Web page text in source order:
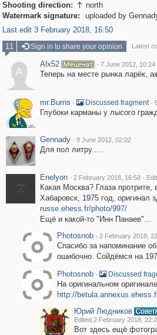
Shooting direction:  north
Watermark signature:
uploaded by
Last edit 3 February 2018, 16:50
11
Sign in to share your opinion Latest
A
Alx52 · 7 June 2012, 10:24
Теперь на месте рынка ларёк,
mr.Burns · Discussed fragment ·
Глубоки карманы у лысого
Gennady · 8 June 2012, 02:02
Для пол литру.....
Enelyon · 2 February 2018, 16:58 ·
Какая Москва? Глаза
Хабаровск, 1975 год, оригинал
russe.ehess.fr/photo/997/
Ещё и какой-то "Инн Панаев"...
Photosnob · 2 February 2018,
Спасибо за напоминание
ошибочно. Сойдёмся на
Photosnob · Discussed
На оригинальном
http://
Юрий Людников
Edited 2 February 2018,
Вот здесь ещё